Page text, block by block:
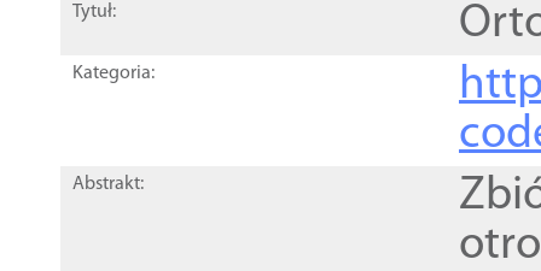
Tytuł:
Kategoria:
Abstrakt: